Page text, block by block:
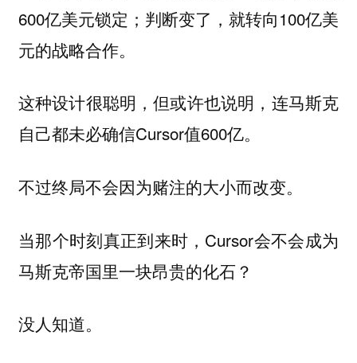
600亿美元锁定；判断变了，就转向100亿美
元的战略合作。
这种设计很聪明，但或许也说明，连马斯克
自己都未必确信Cursor值600亿。
不过终局不会因为赌注的大小而改变。
当那个时刻真正到来时，Cursor会不会成为
马斯克帝国里一块昂贵的化石？
没人知道。